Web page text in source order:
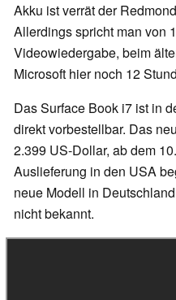
Akku ist verrät der
Allerdings spricht man von
Videowiedergabe, beim
Microsoft hier noch 12
Das Surface Book i7 ist in
direkt vorbestellbar. Das
2.399 US-Dollar, ab dem
Auslieferung in den USA
neue Modell in
nicht bekannt.